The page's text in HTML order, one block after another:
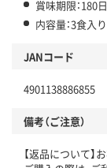
賞味期限：180日
内容量：3食入り
JANコード
4901138886855
備考（ご注意）
【返品について】